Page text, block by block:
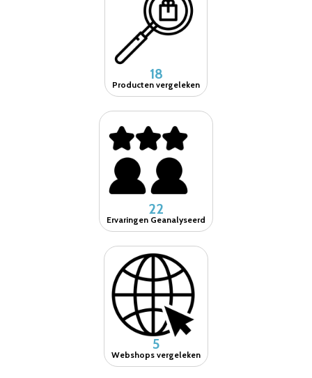
18
Producten vergeleken
22
Ervaringen Geanalyseerd
5
Webshops vergeleken